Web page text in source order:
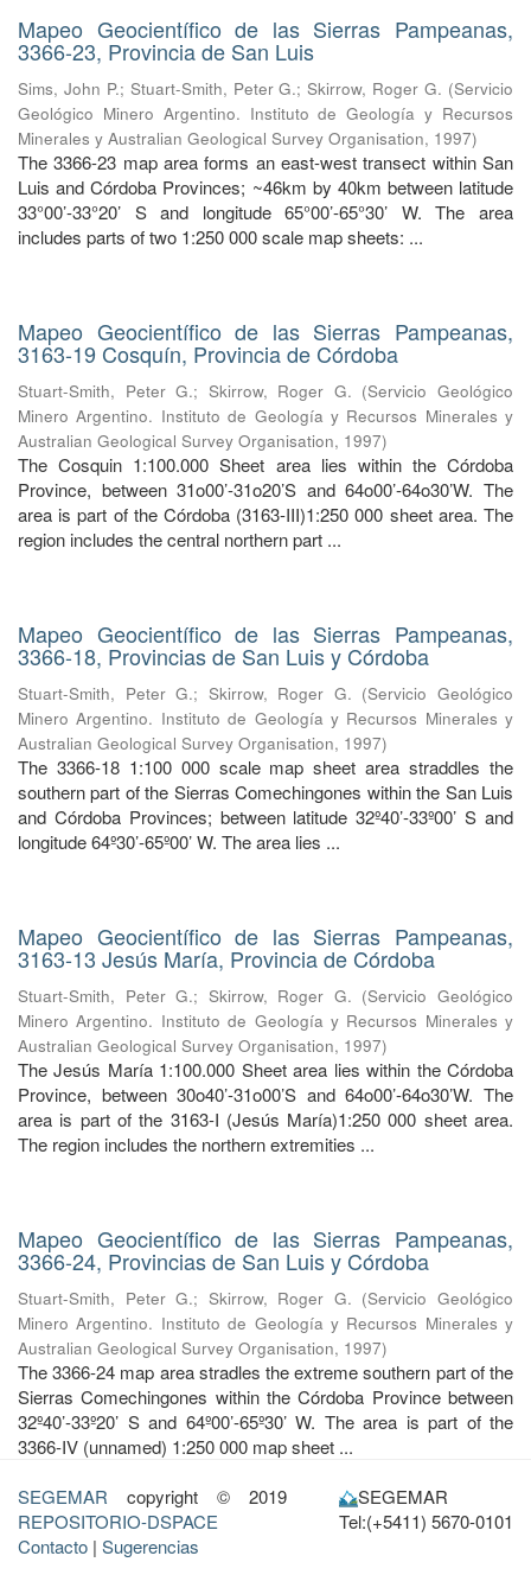
Mapeo Geocientífico de las Sierras Pampeanas,
3366-23, Provincia de San Luis
Sims, John P.; Stuart-Smith, Peter G.;Skirrow, Roger G. (Servicio
Geológico Minero Argentino. Instituto de Geología y Recursos
Minerales y Australian Geological Survey Organisation, 1997)
The 3366-23 map area forms an east-west transect within San
Luis and Córdoba Provinces; ~46km by 40km between latitude
33°00’-33°20’ S and longitude 65°00’-65°30’ W. The area
includes parts of two 1:250 000 scale map sheets: ...
Mapeo Geocientífico de las Sierras Pampeanas,
3163-19 Cosquín, Provincia de Córdoba
Stuart-Smith, Peter G.; Skirrow, Roger G. (Servicio Geológico
Minero Argentino. Instituto de Geología y Recursos Minerales y
Australian Geological Survey Organisation, 1997)
The Cosquin 1:100.000 Sheet area lies within the Córdoba
Province, between 31o00’-31o20’S and 64o00’-64o30’W. The
area is part of the Córdoba (3163-III)1:250 000 sheet area. The
region includes the central northern part ...
Mapeo Geocientífico de las Sierras Pampeanas,
3366-18, Provincias de San Luis y Córdoba
Stuart-Smith, Peter G.; Skirrow, Roger G. (Servicio Geológico
Minero Argentino. Instituto de Geología y Recursos Minerales y
Australian Geological Survey Organisation, 1997)
The 3366-18 1:100 000 scale map sheet area straddles the
southern part of the Sierras Comechingones within the San Luis
and Córdoba Provinces; between latitude 32º40’-33º00’ S and
longitude 64º30’-65º00’ W. The area lies ...
Mapeo Geocientífico de las Sierras Pampeanas,
3163-13 Jesús María, Provincia de Córdoba
Stuart-Smith, Peter G.; Skirrow, Roger G. (Servicio Geológico
Minero Argentino. Instituto de Geología y Recursos Minerales y
Australian Geological Survey Organisation, 1997)
The Jesús María 1:100.000 Sheet area lies within the Córdoba
Province, between 30o40’-31o00’S and 64o00’-64o30’W. The
area is part of the 3163-I (Jesús María)1:250 000 sheet area.
The region includes the northern extremities ...
Mapeo Geocientífico de las Sierras Pampeanas,
3366-24, Provincias de San Luis y Córdoba
Stuart-Smith, Peter G.; Skirrow, Roger G. (Servicio Geológico
Minero Argentino. Instituto de Geología y Recursos Minerales y
Australian Geological Survey Organisation, 1997)
The 3366-24 map area stradles the extreme southern part of the
Sierras Comechingones within the Córdoba Province between
32º40’-33º20’ S and 64º00’-65º30’ W. The area is part of the
3366-IV (unnamed) 1:250 000 map sheet ...
SEGEMAR copyright © 2019
REPOSITORIO-DSPACE
Contacto | Sugerencias
SEGEMAR
Tel:(+5411) 5670-0101